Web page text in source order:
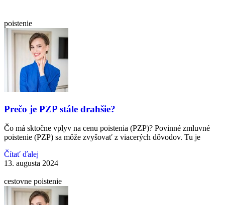
poistenie
Prečo je PZP stále drahšie?
Čo má sktočne vplyv na cenu poistenia (PZP)? Povinné zmluvné
poistenie (PZP) sa môže zvyšovať z viacerých dôvodov. Tu je
Čítať ďalej
13. augusta 2024
cestovne poistenie